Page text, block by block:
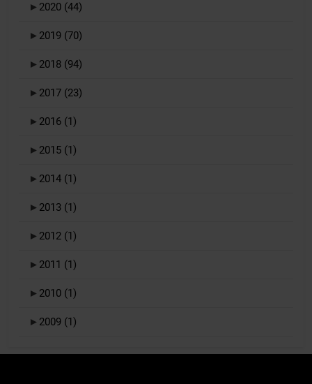
► 2020 (44)
► 2019 (70)
► 2018 (94)
► 2017 (23)
► 2016 (1)
► 2015 (1)
► 2014 (1)
► 2013 (1)
► 2012 (1)
► 2011 (1)
► 2010 (1)
► 2009 (1)